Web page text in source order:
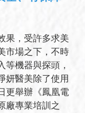
果，受許多求美
市場之下，不時
等機器與探頭，
妍醫美除了使用
更舉辦《鳳凰電
廠專業培訓之